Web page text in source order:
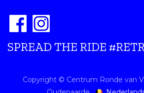
SPREAD THE RIDE
Copyright © Centrum Ronde van